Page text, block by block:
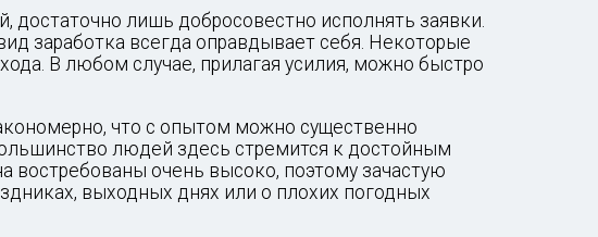
достаточно лишь добросовестно исполнять заявки.
заработка всегда оправдывает себя. Некоторые
В любом случае, прилагая усилия, можно быстро
что с опытом можно существенно
людей здесь стремится к достойным
востребованы очень высоко, поэтому зачастую
выходных днях или о плохих погодных